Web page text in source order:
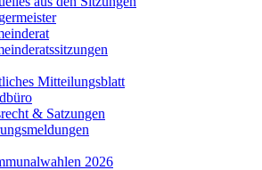
Mitteilungsblatt
& Satzungen
2026